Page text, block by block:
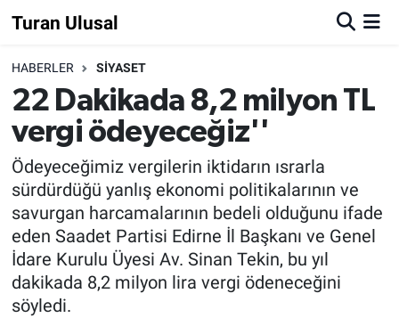
Turan Ulusal
HABERLER SİYASET
22 Dakikada 8,2 milyon TL
vergi ödeyeceğiz''
Ödeyeceğimiz vergilerin iktidarın ısrarla
sürdürdüğü yanlış ekonomi politikalarının ve
savurgan harcamalarının bedeli olduğunu ifade
eden Saadet Partisi Edirne İl Başkanı ve Genel
İdare Kurulu Üyesi Av. Sinan Tekin, bu yıl
dakikada 8,2 milyon lira vergi ödeneceğini
söyledi.